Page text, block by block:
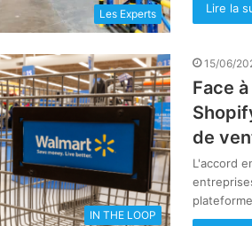
Les Experts Lire la
IN THE LOOP
15/06/
Face
de
L'accord